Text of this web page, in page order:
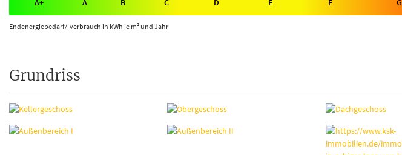
A+ A B C D E F G
Endenergiebedarf/-verbrauch in kWh je m² und Jahr
Grundriss